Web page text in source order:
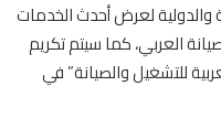
والدولية لعرض أحدث الخدمات
العربي، كما سيتم تكريم
للتشغيل والصيانة” في